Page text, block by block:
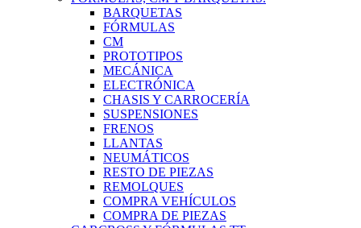
BARQUETAS
FÓRMULAS
CM
PROTOTIPOS
MECÁNICA
ELECTRÓNICA
CHASIS Y CARROCERÍA
SUSPENSIONES
FRENOS
LLANTAS
NEUMÁTICOS
RESTO DE PIEZAS
REMOLQUES
COMPRA VEHÍCULOS
COMPRA DE PIEZAS